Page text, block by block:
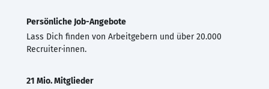
Persönliche Job-Angebote
Lass Dich finden von Arbeitgebern und über 20.000
Recruiter·innen.
21 Mio. Mitglieder